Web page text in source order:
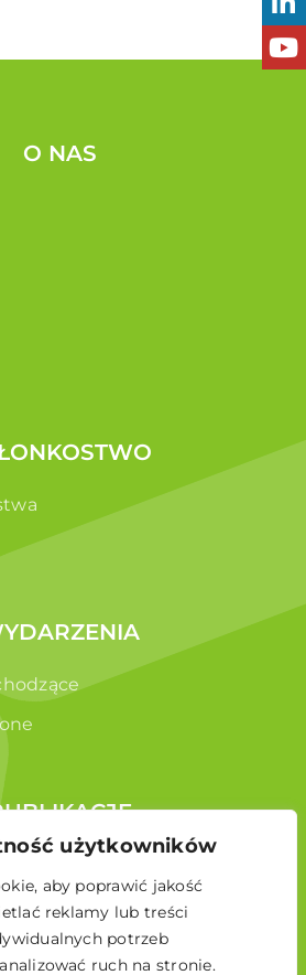
użytkowników
aby poprawić jakość
reklamy lub treści
potrzeb
ruch na stronie.
O NAS